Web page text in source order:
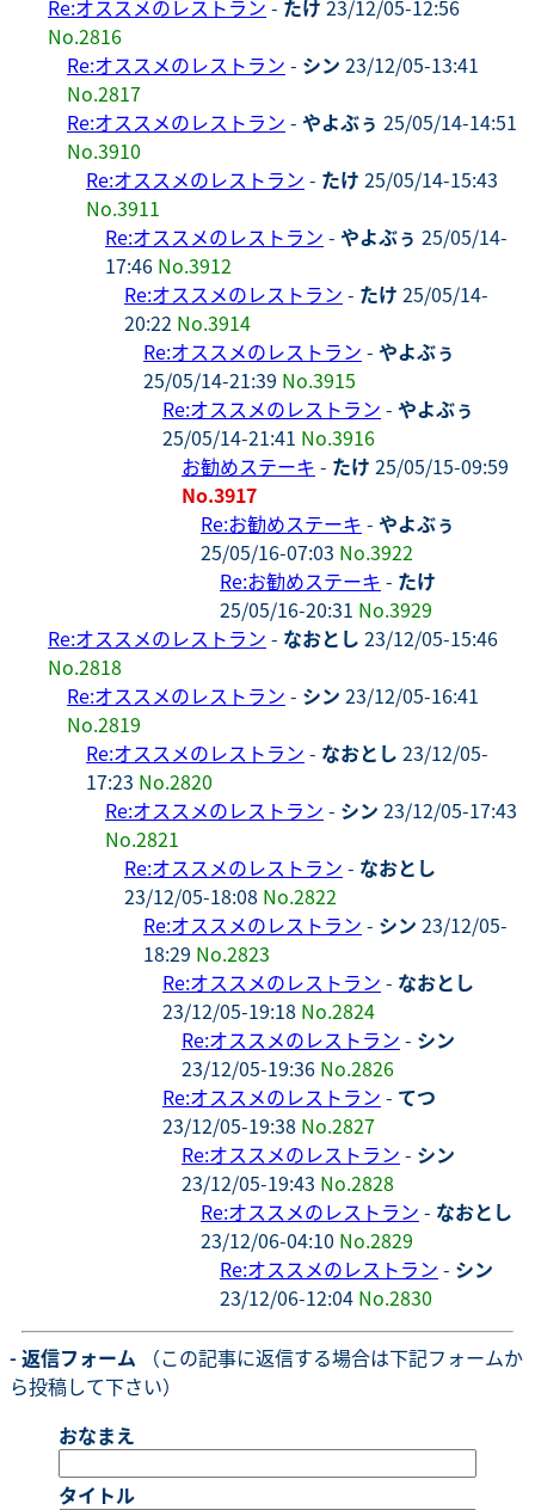
Re:オススメのレストラン - たけ 23/12/05-12:56
No.2816
Re:オススメのレストラン - シン 23/12/05-13:41
No.2817
Re:オススメのレストラン - やよぶぅ 25/05/14-14:51
No.3910
Re:オススメのレストラン - たけ 25/05/14-15:43
No.3911
Re:オススメのレストラン - やよぶぅ 25/05/14-
17:46 No.3912
Re:オススメのレストラン - たけ 25/05/14-
20:22 No.3914
Re:オススメのレストラン - やよぶぅ
25/05/14-21:39 No.3915
Re:オススメのレストラン - やよぶぅ
25/05/14-21:41 No.3916
お勧めステーキ - たけ 25/05/15-09:59
No.3917
Re:お勧めステーキ - やよぶぅ
25/05/16-07:03 No.3922
Re:お勧めステーキ - たけ
25/05/16-20:31 No.3929
Re:オススメのレストラン - なおとし 23/12/05-15:46
No.2818
Re:オススメのレストラン - シン 23/12/05-16:41
No.2819
Re:オススメのレストラン - なおとし 23/12/05-
17:23 No.2820
Re:オススメのレストラン - シン 23/12/05-17:43
No.2821
Re:オススメのレストラン - なおとし
23/12/05-18:08 No.2822
Re:オススメのレストラン - シン 23/12/05-
18:29 No.2823
Re:オススメのレストラン - なおとし
23/12/05-19:18 No.2824
Re:オススメのレストラン - シン
23/12/05-19:36 No.2826
Re:オススメのレストラン - てつ
23/12/05-19:38 No.2827
Re:オススメのレストラン - シン
23/12/05-19:43 No.2828
Re:オススメのレストラン - なおとし
23/12/06-04:10 No.2829
Re:オススメのレストラン - シン
23/12/06-12:04 No.2830
- 返信フォーム （この記事に返信する場合は下記フォームか
ら投稿して下さい）
おなまえ
タイトル